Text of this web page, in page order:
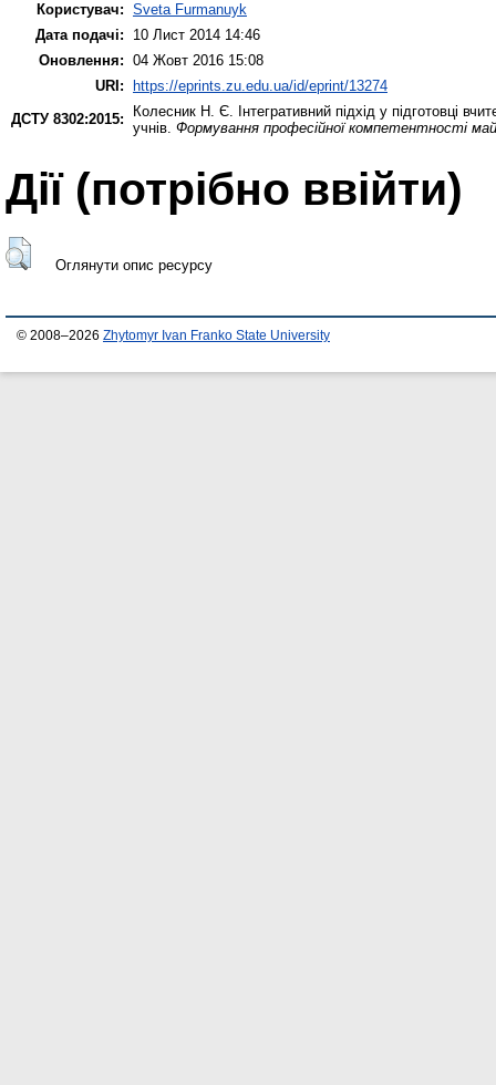
Користувач: Sveta Furmanuyk
Дата подачі:
10 Лист 2014 14:46
Оновлення: 04 Жовт 2016 15:08
URI:
https://eprints.zu.edu.ua/id/eprint/13274
ДСТУ 8302:2015:
Колесник Н. Є. Інтегративний підхід у підготовці
учнів. Формування професійної компетентності
Дії ​​(потрібно ввійти)
Оглянути опис ресурсу
© 2008–2026 Zhytomyr Ivan Franko State University